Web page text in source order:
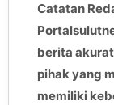
Catatan
berita
pihak yang
memiliki